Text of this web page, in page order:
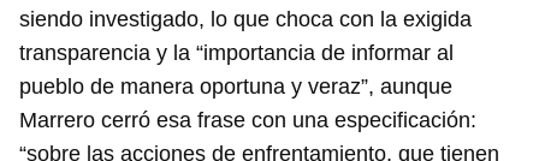
siendo investigado, lo que choca con la exigida
transparencia y la “importancia de informar al
pueblo de manera oportuna y veraz”, aunque
Marrero cerró esa frase con una especificación:
“sobre las acciones de enfrentamiento, que tienen